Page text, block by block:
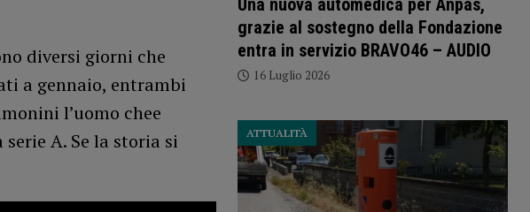
diversi giorni che
a gennaio, entrambi
l’uomo chee
A. Se la storia si
Una nuova automedica per Anpas,
grazie al sostegno della Fondazione
entra in servizio BRAVO46 – AUDIO
16 Luglio 2026
ATTUALITÀ